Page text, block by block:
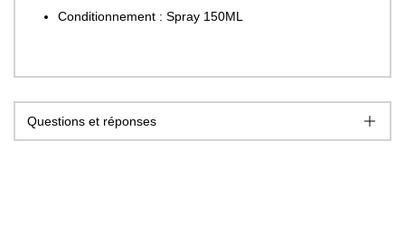
Conditionnement : Spray 150ML
Questions et réponses